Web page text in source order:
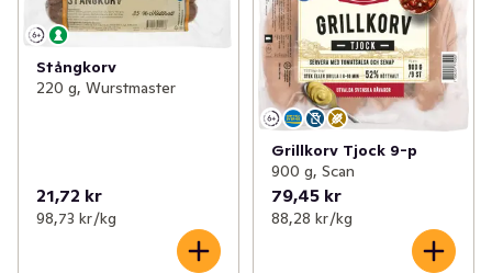
Stångkorv
220 g, Wurstmaster
21,72 kr
98,73 kr /kg
Grillkorv Tjock 9-p
900 g, Scan
79,45 kr
88,28 kr /kg